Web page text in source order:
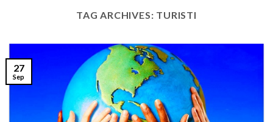
TAG ARCHIVES: TURISTI
27
Sep